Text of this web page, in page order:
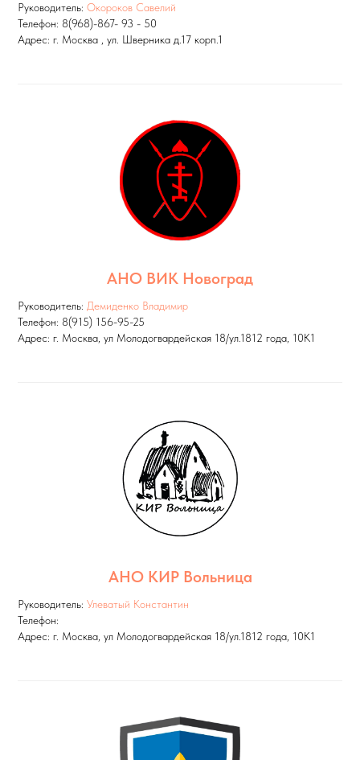
Руководитель:Окороков Савелий
Телефон: 8(968)-867- 93 - 50
Адрес: г. Москва , ул. Шверника д.17 корп.1
АНО ВИК Новоград
Руководитель:Демиденко Владимир
Телефон: 8(915) 156-95-25
Адрес: г. Москва, ул Молодогвардейская 18/ул.1812 года, 10К1
АНО КИР Вольница
Руководитель:Улеватый Константин
Телефон:
Адрес: г. Москва, ул Молодогвардейская 18/ул.1812 года, 10К1